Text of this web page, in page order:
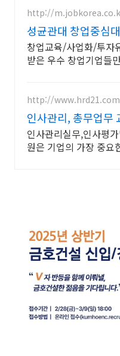
http://
성균관대 창업중심
창업교육/사업화/투자
받은 우수 창업기업들
http://www.hrd21.com
인사관리, 총무업무
95%
인사관리실무,인사평
원은 기업의 가장 중요